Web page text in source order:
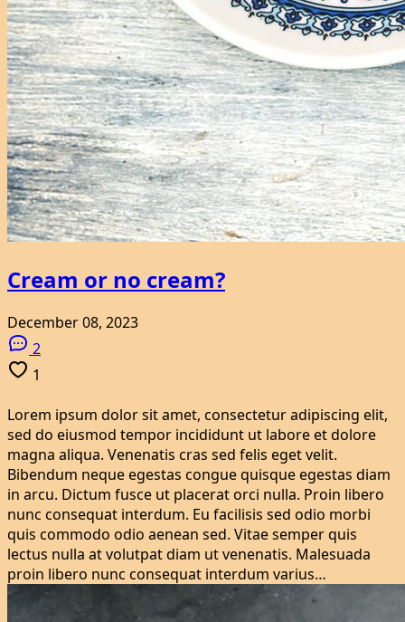
Cream or no cream?
December 08, 2023
2
1
Lorem ipsum dolor sit amet, consectetur adipiscing elit,
sed do eiusmod tempor incididunt ut labore et dolore
magna aliqua. Venenatis cras sed felis eget velit.
Bibendum neque egestas congue quisque egestas diam
in arcu. Dictum fusce ut placerat orci nulla. Proin libero
nunc consequat interdum. Eu facilisis sed odio morbi
quis commodo odio aenean sed. Vitae semper quis
lectus nulla at volutpat diam ut venenatis. Malesuada
proin libero nunc consequat interdum varius…